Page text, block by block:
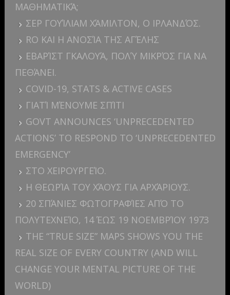
ΜΑΘΗΜΑΤΙΚΆ;
ΣΕΡ ΓΟΥΊΛΙΑΜ ΧΆΜΙΛΤΟΝ, Ο ΙΡΛΑΝΔΌΣ.
RO ΚΑΙ Η ΑΝΟΣΊΑ ΤΗΣ ΑΓΈΛΗΣ
ΕΒΑΡΊΣΤ ΓΚΑΛΟΥΆ, ΠΟΛΎ ΜΙΚΡΌΣ ΓΙΑ ΝΑ
ΠΕΘΆΝΕΙ.
COVID-19, STATS & ACTIVE CASES
ΓΙΑΤΊ ΜΈΝΟΥΜΕ ΣΠΊΤΙ
GOVT ANNOUNCES ‘UNPRECEDENTED
ACTIONS’ TO RESPOND TO ‘UNPRECEDENTED
EMERGENCY’
ΣΤΟ ΧΕΙΡΟΥΡΓΕΊΟ.
Η ΘΕΩΡΊΑ ΤΟΥ ΧΆΟΥΣ ΓΙΑ ΑΡΧΆΡΙΟΥΣ.
20 ΣΠΆΝΙΕΣ ΦΩΤΟΓΡΑΦΊΕΣ ΑΠΌ ΤΟ
ΠΟΛΥΤΕΧΝΕΊΟ, 14 ΈΩΣ 19 ΝΟΕΜΒΡΊΟΥ 1973
THE “TRUE SIZE” MAPS SHOWS YOU THE
REAL SIZE OF EVERY COUNTRY (AND WILL
CHANGE YOUR MENTAL PICTURE OF THE
WORLD)